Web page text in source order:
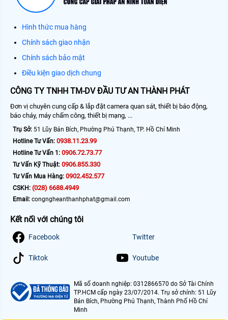
Hình thức mua hàng
Chính sách giao nhận
Chính sách bảo mật
Điều kiện giao dịch chung
CÔNG TY TNHH TM-DV ĐẦU TƯ AN THÀNH PHÁT
Đơn vị chuyên cung cấp & lắp đặt camera quan sát, thiết bị báo động,
báo cháy, máy chấm công, thiết bị mạng, ...
Trụ Sở: 51 Lũy Bán Bích, Phường Phú Thạnh, TP. Hồ Chí Minh
Hotline Tư Vấn: 0938.11.23.99
Hotline Tư Vấn 1: 0906.72.73.77
Tư Vấn Kỹ Thuật: 0906.855.330
Tư Vấn Mua Hàng: 0902.452.577
CSKH: (028) 6688.4949
Email: congngheanthanhphat@gmail.com
Kết nối với chúng tôi
Facebook Twitter
Tiktok Youtube
Mã số doanh nghiệp: 0312866570 do Sở Tài Chính
TP.HCM cấp ngày 23/07/2014. Trụ sở chính: 51 Lũy
Bán Bích, Phường Phú Thạnh, Thành Phố Hồ Chí
Minh